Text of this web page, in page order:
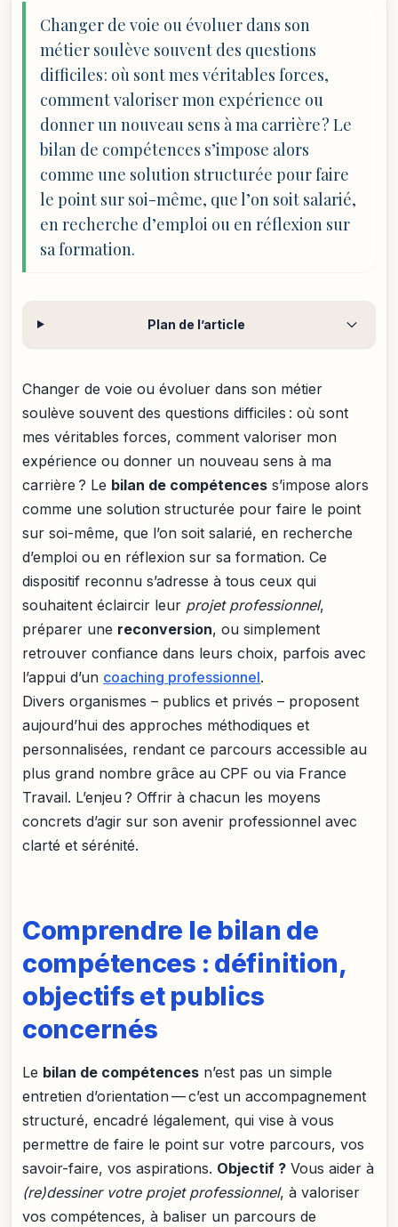
Changer de voie ou évoluer dans son
métier soulève souvent des questions
difficiles : où sont mes véritables forces,
comment valoriser mon expérience ou
donner un nouveau sens à ma carrière ? Le
bilan de compétences s’impose alors
comme une solution structurée pour faire
le point sur soi-même, que l’on soit salarié,
en recherche d’emploi ou en réflexion sur
sa formation.
Plan de l’article
Changer de voie ou évoluer dans son métier
soulève souvent des questions difficiles : où sont
mes véritables forces, comment valoriser mon
expérience ou donner un nouveau sens à ma
carrière ? Le bilan de compétences s’impose alors
comme une solution structurée pour faire le point
sur soi-même, que l’on soit salarié, en recherche
d’emploi ou en réflexion sur sa formation. Ce
dispositif reconnu s’adresse à tous ceux qui
souhaitent éclaircir leur projet professionnel,
préparer une reconversion, ou simplement
retrouver confiance dans leurs choix, parfois avec
l’appui d’un coaching professionnel.
Divers organismes – publics et privés – proposent
aujourd’hui des approches méthodiques et
personnalisées, rendant ce parcours accessible au
plus grand nombre grâce au CPF ou via France
Travail. L’enjeu ? Offrir à chacun les moyens
concrets d’agir sur son avenir professionnel avec
clarté et sérénité.
Comprendre le bilan de
compétences : définition,
objectifs et publics
concernés
Le bilan de compétences n’est pas un simple
entretien d’orientation — c’est un accompagnement
structuré, encadré légalement, qui vise à vous
permettre de faire le point sur votre parcours, vos
savoir-faire, vos aspirations. Objectif ? Vous aider à
(re)dessiner votre projet professionnel, à valoriser
vos compétences, à baliser un parcours de